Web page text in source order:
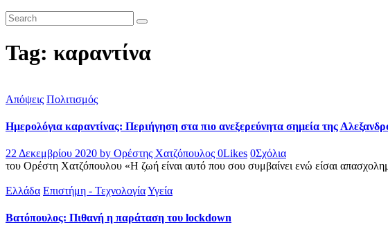
Tag: καραντίνα
Απόψεις Πολιτισμός
Ημερολόγια καραντίνας: Περιήγηση στα πιο ανεξερεύνητα σημεία της
22 Δεκεμβρίου 2020 by Ορέστης Χατζόπουλος 0Likes 0Σχόλια
του Ορέστη Χατζόπουλου «Η ζωή είναι αυτό που σου συμβαίνει ενώ είσαι
Ελλάδα Επιστήμη - ΤεχνολογίαΥγεία
Βατόπουλος: Πιθανή η παράταση του lockdown